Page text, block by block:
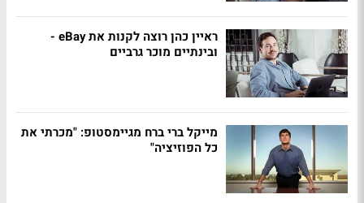
ראיין כהן רוצה לקנות את eBay -
ובינתיים מוכר גרביים
מייקל ברי ברח מגיימסטופ: "מכרתי את
כל הפוזיציה"